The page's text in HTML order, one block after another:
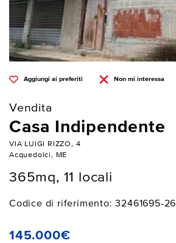
Aggiungi ai preferiti Non mi interessa
Vendita
Casa Indipendente
VIA LUIGI RIZZO, 4
Acquedolci, ME
365mq, 11 locali
Codice di riferimento: 32461695-26
145.000€